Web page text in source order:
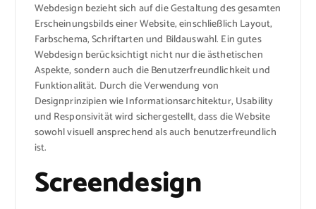
Webdesign bezieht sich auf die Gestaltung des gesamten
Erscheinungsbilds einer Website, einschließlich Layout,
Farbschema, Schriftarten und Bildauswahl. Ein gutes
Webdesign berücksichtigt nicht nur die ästhetischen
Aspekte, sondern auch die Benutzerfreundlichkeit und
Funktionalität. Durch die Verwendung von
Designprinzipien wie Informationsarchitektur, Usability
und Responsivität wird sichergestellt, dass die Website
sowohl visuell ansprechend als auch benutzerfreundlich
ist.
Screendesign